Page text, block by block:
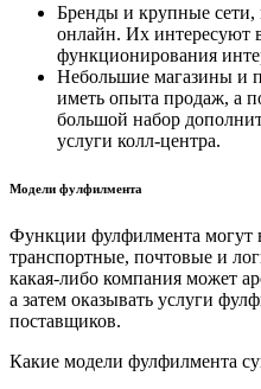
Бренды и крупные сети,
онлайн. Их интересуют
функционирования
Небольшие магазины и
иметь опыта продаж, а
большой набор
услуги колл-центра.
Модели фулфилмента
Функции фулфилмента могут
транспортные, почтовые и
какая-либо компания может
а затем оказывать услуги
поставщиков.
Какие модели фулфилмента